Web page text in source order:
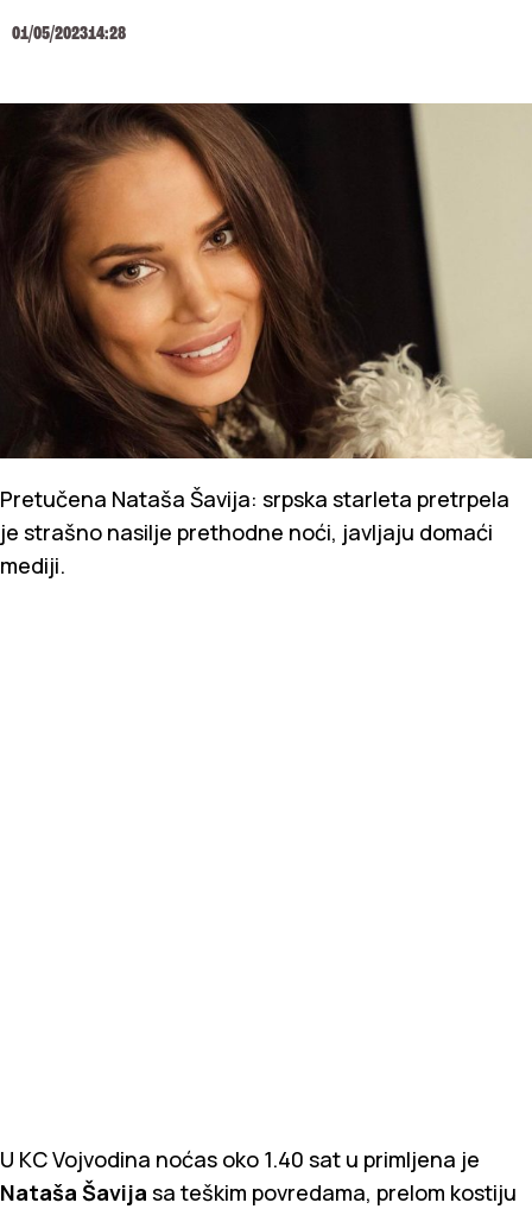
01/05/202314:28
Pretučena Nataša Šavija: srpska starleta pretrpela
je strašno nasilje prethodne noći, javljaju domaći
mediji.
U KC Vojvodina noćas oko 1.40 sat u primljena je
Nataša Šavija sa teškim povredama, prelom kostiju